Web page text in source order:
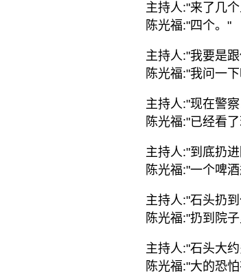
主持人:"来了几
陈光福:"四个。"
主持人:"我要是
陈光福:"我问一
主持人:"现在警
陈光福:"已经看
主持人:"到底扔
陈光福:"一个啤
主持人:"石头扔
陈光福:"扔到院
主持人:"石头大
陈光福:"大的恐